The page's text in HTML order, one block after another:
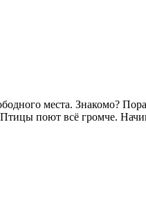
места. Знакомо?
поют всё громче.